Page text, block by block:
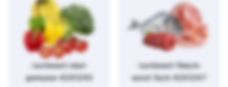
/sortiment/obst-
gemuese-4261243
/sortiment/fleisch-
wurst-fisch-4261247